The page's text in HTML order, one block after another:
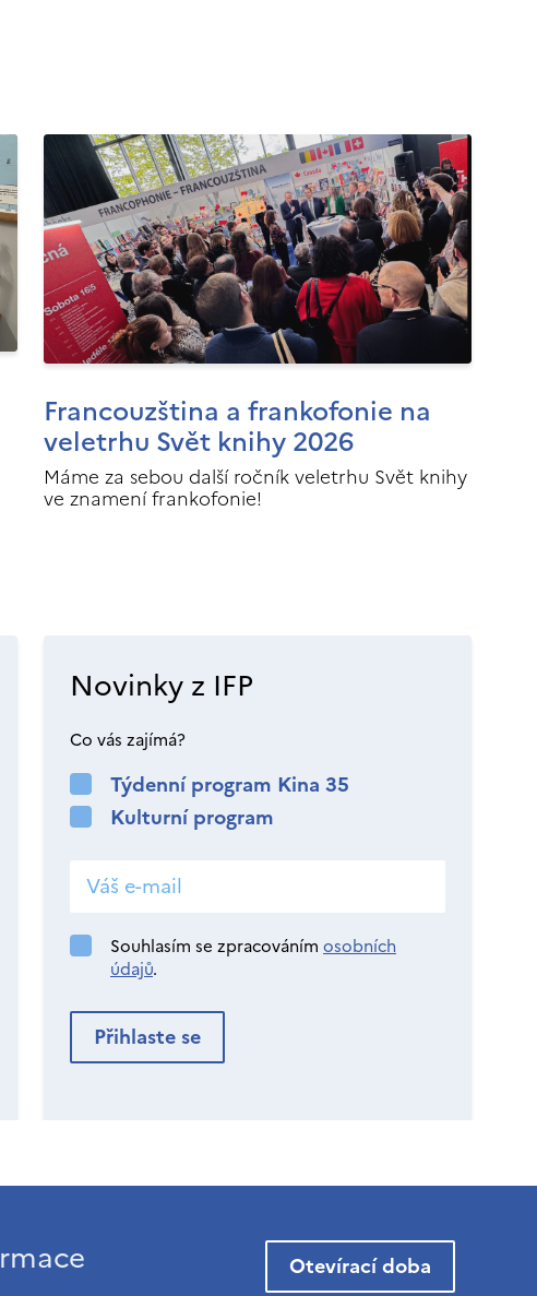
Francouzština a frankofonie na
veletrhu Svět knihy 2026
Máme za sebou další ročník veletrhu Svět knihy
ve znamení frankofonie!
Novinky z IFP
Co vás zajímá?
Týdenní program Kina 35
Kulturní program
Souhlasím se zpracováním osobních
údajů.
Otevírací doba